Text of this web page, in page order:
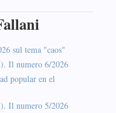
sul tema "caos"
Il numero 6/2026
popular en el
Il numero 5/2026